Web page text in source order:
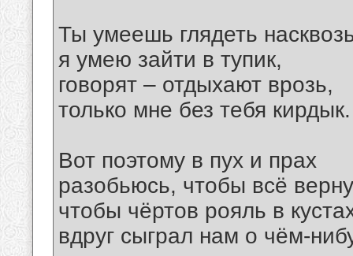
Ты умеешь глядеть
я умею зайти в тупик,
говорят – отдыхают врозь,
только мне без тебя кирдык.
Вот поэтому в пух и прах
разобьюсь, чтобы всё
чтобы чёртов рояль в
вдруг сыграл нам о чём-